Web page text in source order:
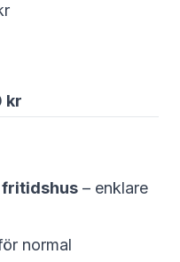
kr
fritidshus – enklare
normal